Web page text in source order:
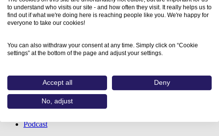
Publikationen
Expertenblog
Ausbilder:innen und Medienunternehmen
Lehrer:innen
Übersicht
Media For You München
Media For You Nürnberg
Podcast
to understand who visits our site - and how often they visit. It really helps us to
find out if what we're doing here is reaching people like you. We're happy for
everyone to take our cookies!
You can also withdraw your consent at any time. Simply click on “Cookie
settings” at the bottom of the page and adjust your settings.
Accept all Deny
No, adjust